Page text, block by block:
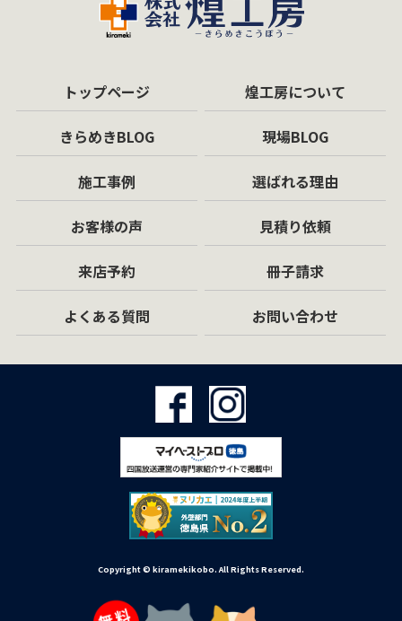
トップページ 煌工房について
きらめきBLOG 現場BLOG
施工事例 選ばれる理由
お客様の声 見積り依頼
来店予約 冊子請求
よくある質問 お問い合わせ
Copyright © kiramekikobo. All Rights Reserved.